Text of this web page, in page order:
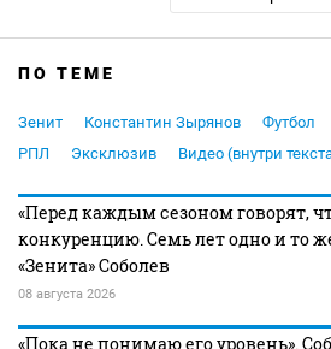
ПО ТЕМЕ
Зенит Константин Зырянов Футбол
РПЛ
Эксклюзив Видео (внутри
«Перед каждым сезоном говорят,
конкуренцию. Семь лет одно и то
«Зенита» Соболев
08 августа 2026
«Пока не понимаю его уровень».